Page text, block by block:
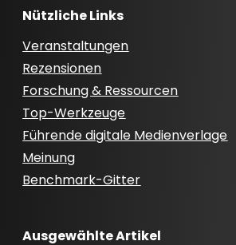
Nützliche Links
Veranstaltungen
Rezensionen
Forschung & Ressourcen
Top-Werkzeuge
Führende digitale Medienverlage
Meinung
Benchmark-Gitter
Ausgewählte Artikel